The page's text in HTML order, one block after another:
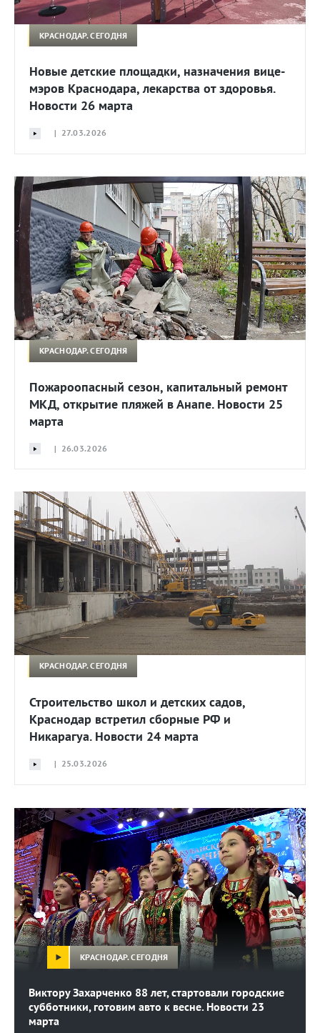
КРАСНОДАР. СЕГОДНЯ
Новые детские площадки, назначения вице-
мэров Краснодара, лекарства от здоровья.
Новости 26 марта
| 27.03.2026
КРАСНОДАР. СЕГОДНЯ
Пожароопасный сезон, капитальный ремонт
МКД, открытие пляжей в Анапе. Новости 25
марта
| 26.03.2026
КРАСНОДАР. СЕГОДНЯ
Строительство школ и детских садов,
Краснодар встретил сборные РФ и
Никарагуа. Новости 24 марта
| 25.03.2026
Виктору Захарченко 88 лет, стартовали городские
субботники, готовим авто к весне. Новости 23
марта
КРАСНОДАР. СЕГОДНЯ